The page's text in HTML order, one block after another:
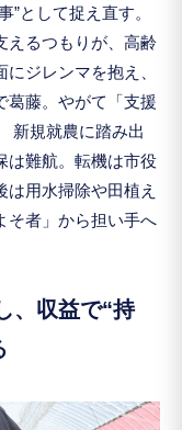
”として捉え直す。
えるつもりが、高齢
ジレンマを抱え、
葛藤。やがて「支援
新規就農に踏み出
は難航。転機は市役
用水掃除や田植え
そ者」から担い手へ
、収益で“持